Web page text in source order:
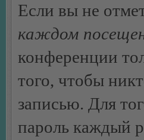
Если вы не
каждом
конференции
того, чтобы
записью. Для
пароль каждый